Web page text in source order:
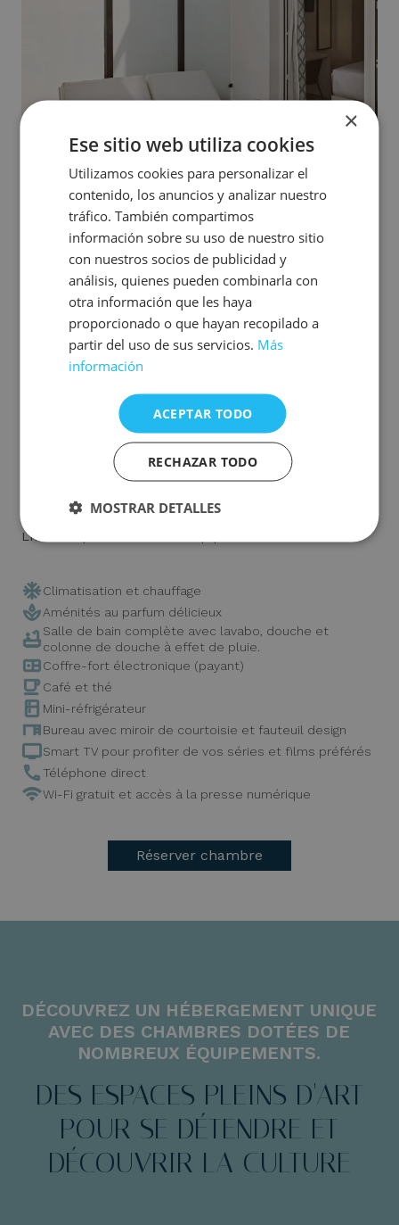
Un espace pensé pour faire une pause.
Depuis sa terrasse privée, cette chambre invite à ralentir :
un café, un livre ou simplement observer l’environnement
en toute tranquillité.
La chambre dispose d’une vaste terrasse privée avec vue
sur la rue Costera del Mar, le Marché ou la zone Splash.
L’attribution se fait de manière aléatoire ; vous pouvez
sélectionner votre chambre selon vos préférences grâce
à notre jumeau numérique (plan 3D) disponible sur le site
Chaque détail a été choisi avec soin pour offrir confort et
une sérénité perceptible dès l’arrivée. Un lieu où
modernité et style classique cohabitent avec naturel.
Un séjour pensé pour être là,
et pour garder un souvenir qui demeure.
L'hôtel dispose de tous les équipements nécessaires :
Climatisation et chauffage
Aménités au parfum délicieux
Salle de bain complète avec lavabo, douche et
colonne de douche à effet de pluie.
Coffre-fort électronique (payant)
Café et thé
Mini-réfrigérateur
Bureau avec miroir de courtoisie et fauteuil design
Smart TV pour profiter de vos séries et films préférés
Téléphone direct
Wi-Fi gratuit et accès à la presse numérique
Réserver chambre
DÉCOUVREZ UN HÉBERGEMENT UNIQUE
AVEC DES CHAMBRES DOTÉES DE
NOMBREUX ÉQUIPEMENTS.
DES ESPACES PLEINS D'ART
POUR SE DÉTENDRE ET
DÉCOUVRIR LA CULTURE
×
Ese sitio web utiliza cookies
Utilizamos cookies para personalizar el
contenido, los anuncios y analizar nuestro
tráfico. También compartimos
información sobre su uso de nuestro sitio
con nuestros socios de publicidad y
análisis, quienes pueden combinarla con
otra información que les haya
proporcionado o que hayan recopilado a
partir del uso de sus servicios. Más
información
ACEPTAR TODO
RECHAZAR TODO
MOSTRAR DETALLES